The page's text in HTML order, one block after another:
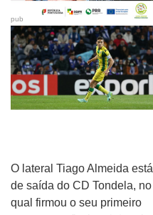
pub
O lateral Tiago Almeida está
de saída do CD Tondela, no
qual firmou o seu primeiro